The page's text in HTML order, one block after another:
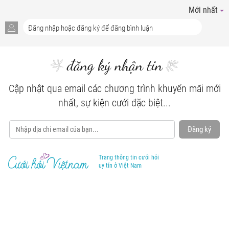
Mới nhất
đăng ký nhận tin
Cập nhật qua email các chương trình khuyến mãi mới
nhất, sự kiện cưới đặc biệt...
Đăng ký
Trang thông tin cưới hỏi
uy tín ở Việt Nam